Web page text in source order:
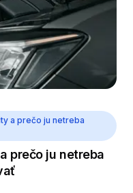
a prečo ju netreba
prečo ju netreba